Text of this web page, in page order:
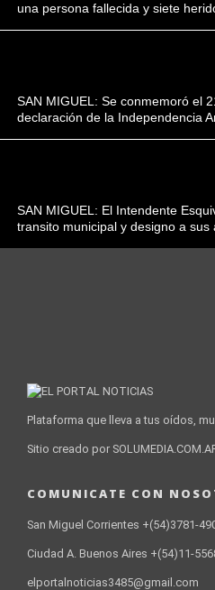
una persona fallecida y siete
SAN MIGUEL: Se conmemoró el
declaración de la Independencia
SAN MIGUEL: El Intendente
transito municipal y designo a sus
Plataforma que lleva a tus oídos,
Sitio creado por
COMUNICATE CON
San Miguel Corrientes +(54)3781-
Ciudad A. Buenos Aires +(54)11-
elportalnoticias3485@gmail.com